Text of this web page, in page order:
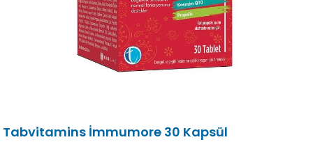
Tabvitamins İmmumore 30 Kapsül